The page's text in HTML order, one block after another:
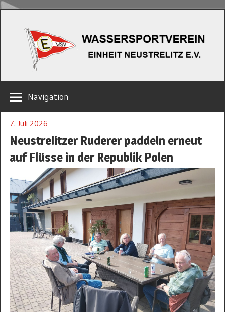
springen
NEUSTRELITZ
E.V.
Navigation
7. Juli 2026
Neustrelitzer Ruderer paddeln erneut
auf Flüsse in der Republik Polen